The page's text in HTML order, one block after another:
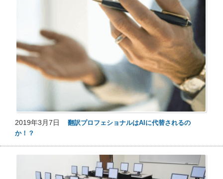
2019年3月7日 翻訳プロフェショナルはAIに代替されるの
か！？